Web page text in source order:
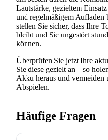
Lautstärke, gezieltem
und regelmäßigem Aufladen
stellen Sie sicher, dass Ihre
bleibt und Sie ungestört
können.
Überprüfen Sie jetzt Ihre
Sie diese gezielt an – so
Akku heraus und vermeiden
Abspielen.
Häufige Fragen